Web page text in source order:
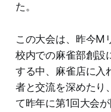
た。
この大会は、昨今M
校内での麻雀部創設
する中、麻雀店に入
者と交流を深めたり
て昨年に第1回大会が